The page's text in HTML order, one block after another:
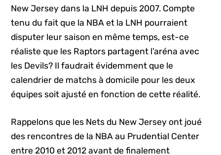
New Jersey dans la LNH depuis 2007. Compte
tenu du fait que la NBA et la LNH pourraient
disputer leur saison en même temps, est-ce
réaliste que les Raptors partagent l’aréna avec
les Devils? Il faudrait évidemment que le
calendrier de matchs à domicile pour les deux
équipes soit ajusté en fonction de cette réalité.
Rappelons que les Nets du New Jersey ont joué
des rencontres de la NBA au Prudential Center
entre 2010 et 2012 avant de finalement